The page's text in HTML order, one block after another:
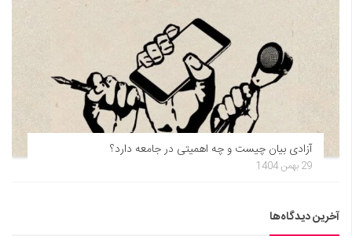
آزادی بیان چیست و چه اهمیتی در جامعه دارد؟
29 بهمن 1404
آخرین دیدگاه‌ها